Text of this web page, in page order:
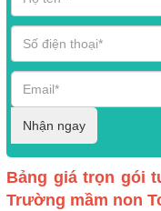
Nhận ngay
Bảng giá trọn gói
Trường mầm non